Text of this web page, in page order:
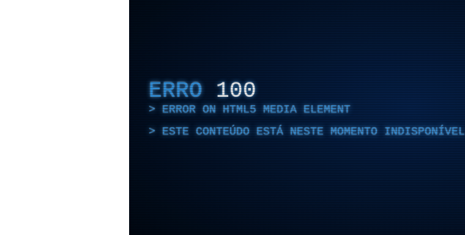
ERRO 100
ERROR ON HTML5 MEDIA ELEMENT
ESTE CONTEÚDO ESTÁ NESTE MOMENTO INDISPONÍVEL